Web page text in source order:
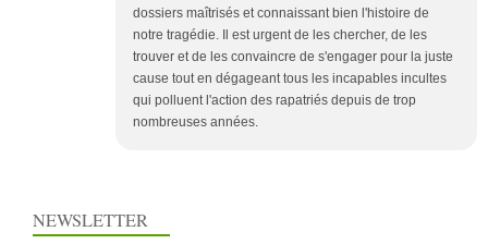
dossiers maîtrisés et connaissant bien l'histoire de
notre tragédie. Il est urgent de les chercher, de les
trouver et de les convaincre de s'engager pour la juste
cause tout en dégageant tous les incapables incultes
qui polluent l'action des rapatriés depuis de trop
nombreuses années.
NEWSLETTER